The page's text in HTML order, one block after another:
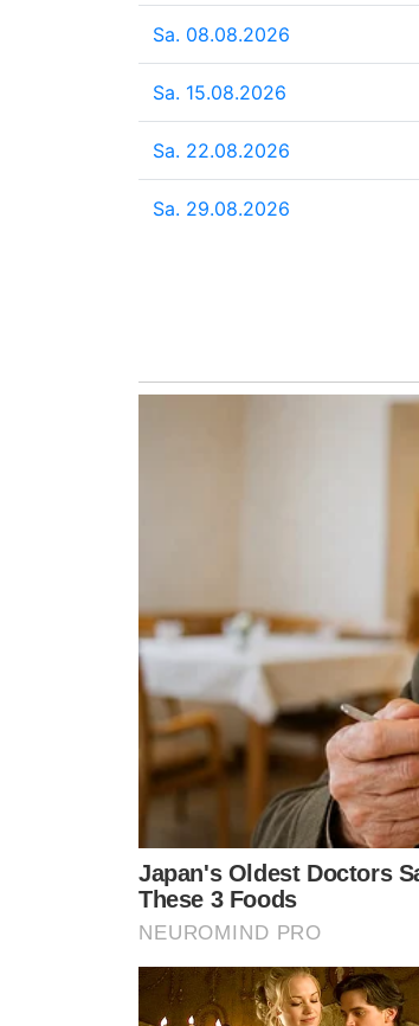
Sa. 08.08.2026
Sa. 15.08.2026
Sa. 22.08.2026
Sa. 29.08.2026